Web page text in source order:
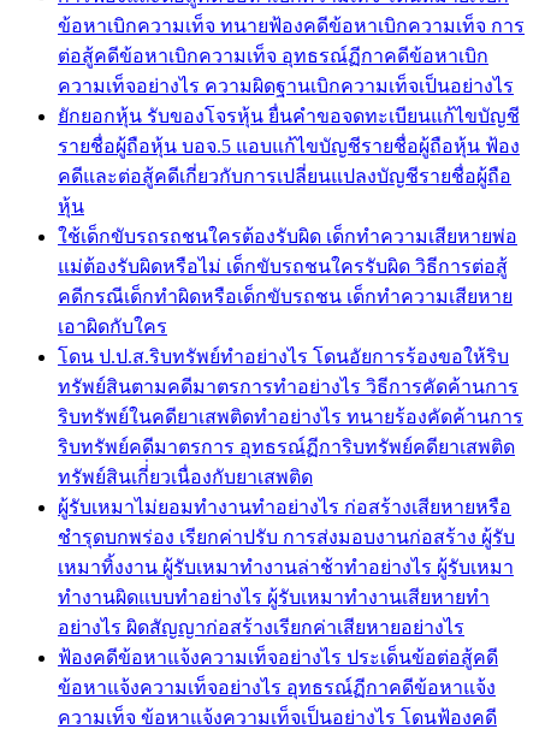
ข้อหาเบิกความเท็จ ทนายฟ้องคดีข้อหาเบิกความเท็จ การ
ต่อสู้คดีข้อหาเบิกความเท็จ อุทธรณ์ฏีกาคดีข้อหาเบิก
ความเท็จอย่างไร ความผิดฐานเบิกความเท็จเป็นอย่างไร
ยักยอกหุ้น รับของโจรหุ้น ยื่นคำขอจดทะเบียนแก้ไขบัญชี
รายชื่อผู้ถือหุ้น บอจ.5 แอบแก้ไขบัญชีรายชื่อผู้ถือหุ้น ฟ้อง
คดีและต่อสู้คดีเกี่ยวกับการเปลี่ยนแปลงบัญชีรายชื่อผู้ถือ
หุ้น
ใช้เด็กขับรถรถชนใครต้องรับผิด เด็กทำความเสียหายพ่อ
แม่ต้องรับผิดหรือไม่ เด็กขับรถชนใครรับผิด วิธีการต่อสู้
คดีกรณีเด็กทำผิดหรือเด็กขับรถชน เด็กทำความเสียหาย
เอาผิดกับใคร
โดน ป.ป.ส.ริบทรัพย์ทำอย่างไร โดนอัยการร้องขอให้ริบ
ทรัพย์สินตามคดีมาตรการทำอย่างไร วิธีการคัดค้านการ
ริบทรัพย์ในคดียาเสพติดทำอย่างไร ทนายร้องคัดค้านการ
ริบทรัพย์คดีมาตรการ อุทธรณ์ฏีการิบทรัพย์คดียาเสพติด
ทรัพย์สินเกี่่ยวเนื่องกับยาเสพติด
ผู้รับเหมาไม่ยอมทำงานทำอย่างไร ก่อสร้างเสียหายหรือ
ชำรุดบกพร่อง เรียกค่าปรับ การส่งมอบงานก่อสร้าง ผู้รับ
เหมาทิ้งงาน ผู้รับเหมาทำงานล่าช้าทำอย่างไร ผู้รับเหมา
ทำงานผิดแบบทำอย่างไร ผู้รับเหมาทำงานเสียหายทำ
อย่างไร ผิดสัญญาก่อสร้างเรียกค่าเสียหายอย่างไร
ฟ้องคดีข้อหาแจ้งความเท็จอย่างไร ประเด็นข้อต่อสู้คดี
ข้อหาแจ้งความเท็จอย่างไร อุทธรณ์ฏีกาคดีข้อหาแจ้ง
ความเท็จ ข้อหาแจ้งความเท็จเป็นอย่างไร โดนฟ้องคดี